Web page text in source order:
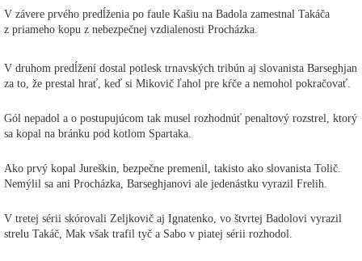
V závere prvého predĺženia po faule Kašiu na Badola zamestnal Takáča
z priameho kopu z nebezpečnej vzdialenosti Procházka.
V druhom predĺžení dostal potlesk trnavských tribún aj slovanista Barseghjan
za to, že prestal hrať, keď si Mikovič ľahol pre kŕče a nemohol pokračovať.
Gól nepadol a o postupujúcom tak musel rozhodnúť penaltový rozstrel, ktorý
sa kopal na bránku pod kotlom Spartaka.
Ako prvý kopal Jureškin, bezpečne premenil, takisto ako slovanista Tolič.
Nemýlil sa ani Procházka, Barseghjanovi ale jedenástku vyrazil Frelih.
V tretej sérii skórovali Zeljkovič aj Ignatenko, vo štvrtej Badolovi vyrazil
strelu Takáč, Mak však trafil tyč a Sabo v piatej sérii rozhodol.